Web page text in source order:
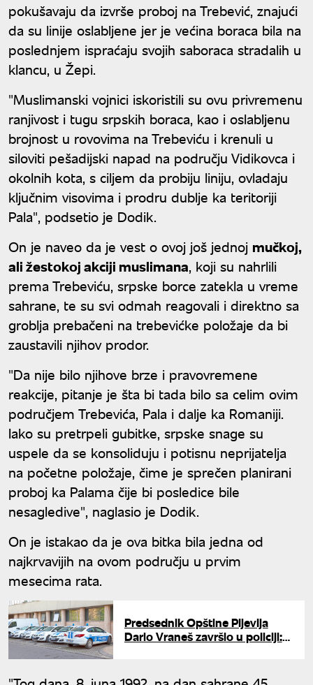
pokušavaju da izvrše proboj na Trebević, znajući
da su linije oslabljene jer je većina boraca bila na
poslednjem ispraćaju svojih saboraca stradalih u
klancu, u Žepi.
"Muslimanski vojnici iskoristili su ovu privremenu
ranjivost i tugu srpskih boraca, kao i oslabljenu
brojnost u rovovima na Trebeviću i krenuli u
siloviti pešadijski napad na području Vidikovca i
okolnih kota, s ciljem da probiju liniju, ovladaju
ključnim visovima i prodru dublje ka teritoriji
Pala", podsetio je Dodik.
On je naveo da je vest o ovoj još jednoj mučkoj,
ali žestokoj akciji muslimana, koji su nahrlili
prema Trebeviću, srpske borce zatekla u vreme
sahrane, te su svi odmah reagovali i direktno sa
groblja prebačeni na trebevićke položaje da bi
zaustavili njihov prodor.
"Da nije bilo njihove brze i pravovremene
reakcije, pitanje je šta bi tada bilo sa celim ovim
područjem Trebevića, Pala i dalje ka Romaniji.
Iako su pretrpeli gubitke, srpske snage su
uspele da se konsoliduju i potisnu neprijatelja
na početne položaje, čime je sprečen planirani
proboj ka Palama čije bi posledice bile
nesagledive", naglasio je Dodik.
On je istakao da je ova bitka bila jedna od
najkrvavijih na ovom području u prvim
mesecima rata.
Predsednik Opštine Pljevlja
Dario Vraneš završio u policiji: